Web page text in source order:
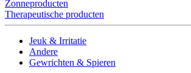
Zonneproducten
Therapeutische producten
Jeuk & Irritatie
Andere
Gewrichten & Spieren